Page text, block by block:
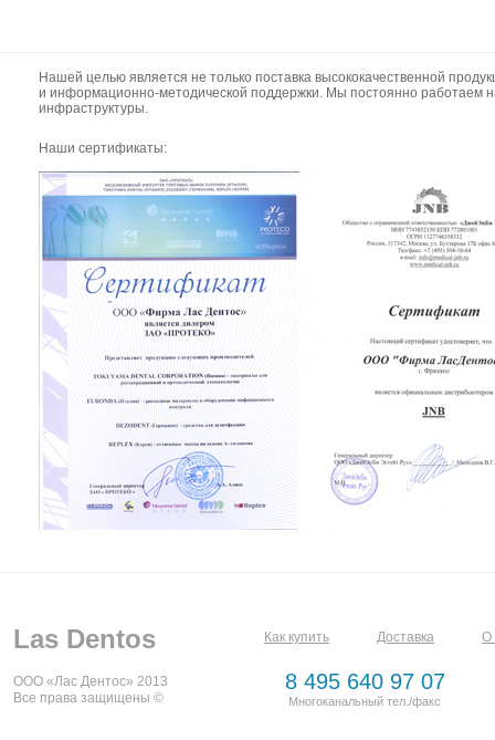
Нашей целью является не только поставка высококачественной
и информационно-методической поддержки. Мы постоянно работаем
инфраструктуры.
Наши сертификаты:
Las Dentos Как купить Доставка О
ООО «Лас Дентос» 2013
Все права защищены ©
8 495 640 97 07
Многоканальный тел./факс